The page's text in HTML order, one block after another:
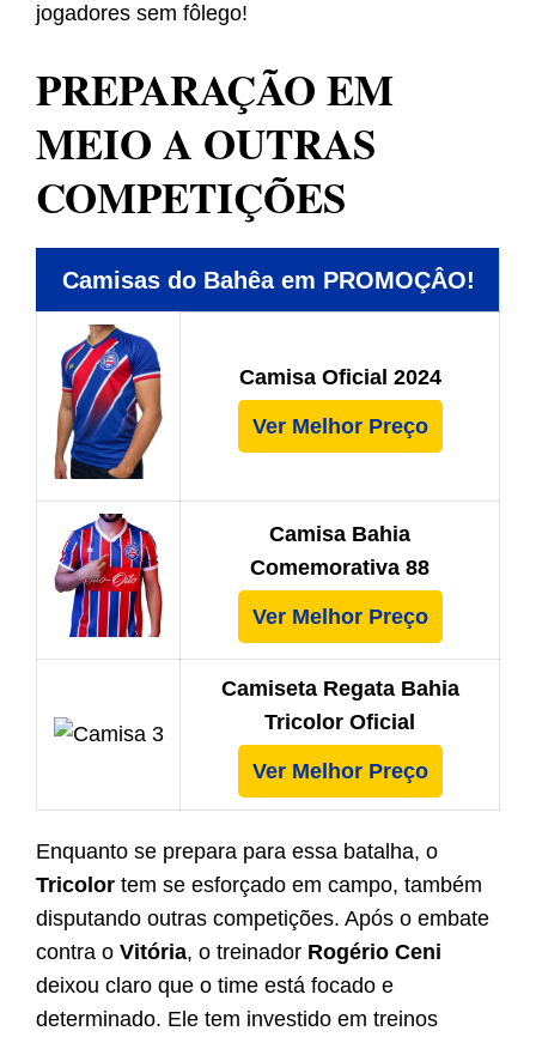
jogadores sem fôlego!
PREPARAÇÃO EM
MEIO A OUTRAS
COMPETIÇÕES
Camisas do Bahêa em PROMOÇÂO!
Camisa Oficial 2024
Ver Melhor Preço
Camisa Bahia
Comemorativa 88
Ver Melhor Preço
Camiseta Regata Bahia
Tricolor Oficial
Ver Melhor Preço
Enquanto se prepara para essa batalha, o
Tricolor tem se esforçado em campo, também
disputando outras competições. Após o embate
contra o Vitória, o treinador Rogério Ceni
deixou claro que o time está focado e
determinado. Ele tem investido em treinos